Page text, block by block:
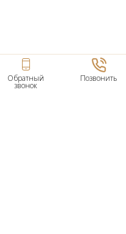
Обратный
звонок
Позвонить